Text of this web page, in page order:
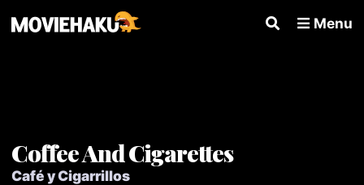
Menu
Coffee And Cigarettes
Café y Cigarrillos